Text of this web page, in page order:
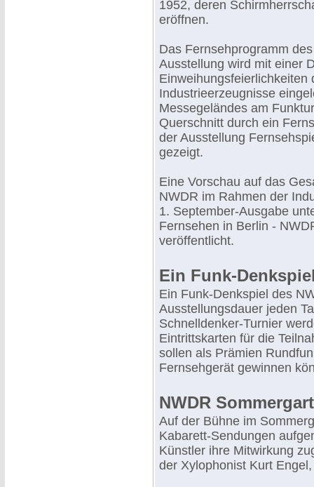
1952, deren
eröffnen.
Das Fernsehprogramm
Ausstellung wird mit einer
Einweihungsfeierlichkeiten
Industrieerzeugnisse
Messegeländes am
Querschnitt durch ein
der Ausstellung
gezeigt.
Eine Vorschau auf das
NWDR im Rahmen der
1. September-Ausgabe
Fernsehen in Berlin -
veröffentlicht.
Ein Funk-
Ein Funk-Denkspiel des
Ausstellungsdauer jeden
Schnelldenker-Turnier
Eintrittskarten für die
sollen als Prämien
Fernsehgerät gewinnen
NWDR
Auf der Bühne im
Kabarett-Sendungen
Künstler ihre Mitwirkung
der Xylophonist Kurt